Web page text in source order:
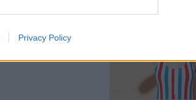
Privacy Policy